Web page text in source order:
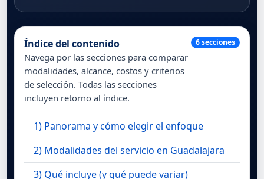
Índice del contenido
Navega por las secciones para comparar
modalidades, alcance, costos y criterios
de selección. Todas las secciones
incluyen retorno al índice.
6 secciones
1) Panorama y cómo elegir el enfoque
2) Modalidades del servicio en Guadalajara
3) Qué incluye (y qué puede variar)